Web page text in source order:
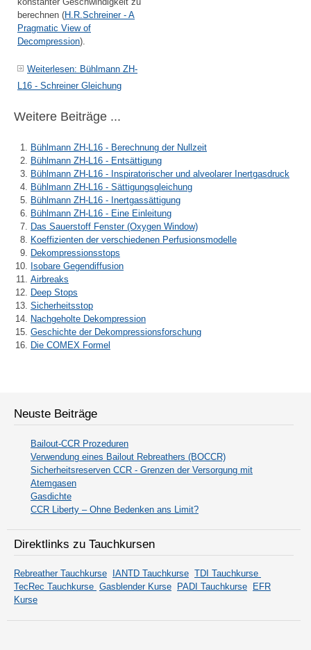
berechnen (H.R.Schreiner - A
Pragmatic View of
Decompression)
Weiterlesen: Bühlmann ZH-
L16 - Schreiner Gleichung
Weitere Beiträge ...
Bühlmann ZH-L16 - Berechnung der Nullzeit
Bühlmann ZH-L16 - Entsättigung
Bühlmann ZH-L16 - Inspiratorischer und alveolarer Inertgasdruck
Bühlmann ZH-L16 - Sättigungsgleichung
Bühlmann ZH-L16 - Inertgassättigung
Bühlmann ZH-L16 - Eine Einleitung
Das Sauerstoff Fenster (Oxygen Window)
Koeffizienten der verschiedenen Perfusionsmodelle
Dekompressionsstops
Isobare Gegendiffusion
Airbreaks
Deep Stops
Sicherheitsstop
Nachgeholte Dekompression
Geschichte der Dekompressionsforschung
Die COMEX Formel
Neuste Beiträge
Bailout-CCR Prozeduren
Verwendung eines Bailout Rebreathers (BOCCR)
Sicherheitsreserven CCR - Grenzen der Versorgung mit
Atemgasen
Gasdichte
CCR Liberty – Ohne Bedenken ans Limit?
Direktlinks zu Tauchkursen
Rebreather Tauchkurse IANTD Tauchkurse TDI Tauchkurse
TecRec Tauchkurse Gasblender Kurse PADI Tauchkurse
EFR
Kurse